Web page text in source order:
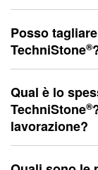
Posso
TechniStone®
Qual è lo
TechniStone®
lavorazione?